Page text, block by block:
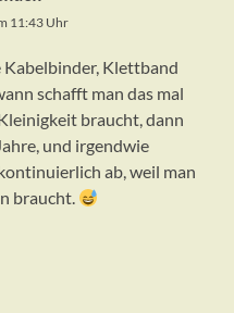
11:43 Uhr
Kabelbinder, Klettband
schafft man das mal
braucht, dann
und irgendwie
ab, weil man
braucht.